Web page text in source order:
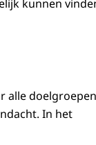
kunnen
alle
In het